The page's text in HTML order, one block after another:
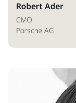
Robert Ader
CMO
Porsche AG